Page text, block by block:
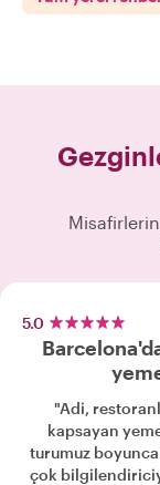
5.0
"Adi,
kapsayan
turumuz
çok